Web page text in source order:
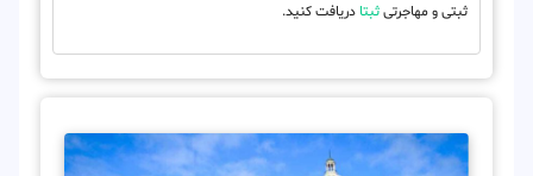
ثبتی و مهاجرتیثبتا دریافت کنید.